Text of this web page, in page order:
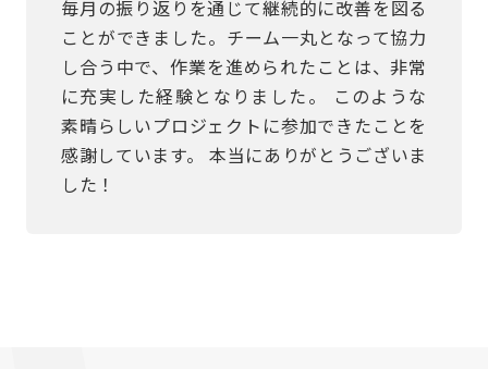
毎月の振り返りを通じて継続的に改善を図る
ことができました。チーム一丸となって協力
し合う中で、作業を進められたことは、非常
に充実した経験となりました。 このような
素晴らしいプロジェクトに参加できたことを
感謝しています。 本当にありがとうございま
した！